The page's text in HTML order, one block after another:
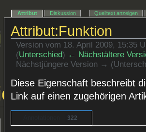
Attribut:Funktion
Version vom 18. April 2009, 15:35
(Unterschied) ← Nächstältere
Nächstjüngere Version →
Diese Eigenschaft beschreibt
Link auf einen zugehörigen
322
Attribut Diskussion Quelltext anzeigen